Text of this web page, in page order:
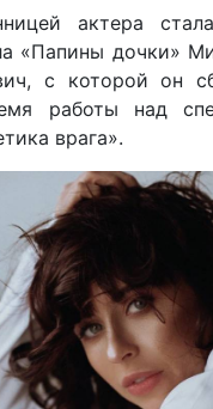
актера
«Папины дочки»
с которой он
работы над
врага».